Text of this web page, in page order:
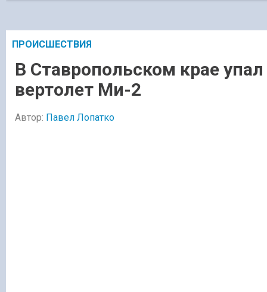
ПРОИСШЕСТВИЯ
В Ставропольском крае упал
вертолет Ми-2
Автор: Павел Лопатко